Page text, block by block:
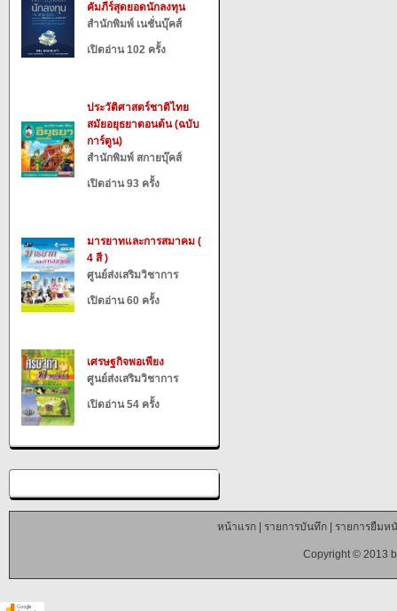
คัมภีร์สุดยอดนักลงทุน
สำนักพิมพ์ เนชั่นบุ๊คส์
เปิดอ่าน 102 ครั้ง
ประวัติศาสตร์ชาติไทย
สมัยอยุธยาตอนต้น (ฉบับ
การ์ตูน)
สำนักพิมพ์ สกายบุ๊คส์
เปิดอ่าน 93 ครั้ง
มารยาทและการสมาคม (
4 สี )
ศูนย์ส่งเสริมวิชาการ
เปิดอ่าน 60 ครั้ง
เศรษฐกิจพอเพียง
ศูนย์ส่งเสริมวิชาการ
เปิดอ่าน 54 ครั้ง
หน้าแรก| รายการบันทึก| รายการยืมห
Copyright © 2013